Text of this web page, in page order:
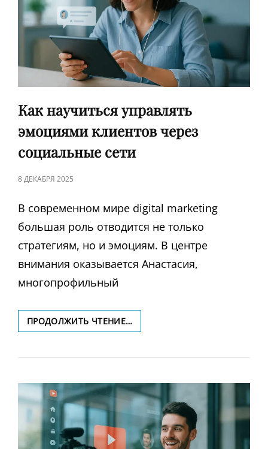
Как научиться управлять
эмоциями клиентов через
социальные сети
ЗАПИСЬ
8 ДЕКАБРЯ 2025
В современном мире digital marketing
большая роль отводится не только
стратегиям, но и эмоциям. В центре
внимания оказывается Анастасия,
многопрофильный
ПРОДОЛЖИТЬ ЧТЕНИЕ…
НАУЧИТЬСЯ
ЭМОЦИЯМИ
ЧЕРЕЗ
СОЦИАЛЬНЫЕ
СЕТИ